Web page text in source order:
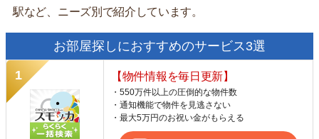
駅など、ニーズ別で紹介しています。
お部屋探しにおすすめのサービス3選
【物件情報を毎日更新】
・550万件以上の圧倒的な物件数
・通知機能で物件を見逃さない
・最大5万円のお祝い金がもらえる